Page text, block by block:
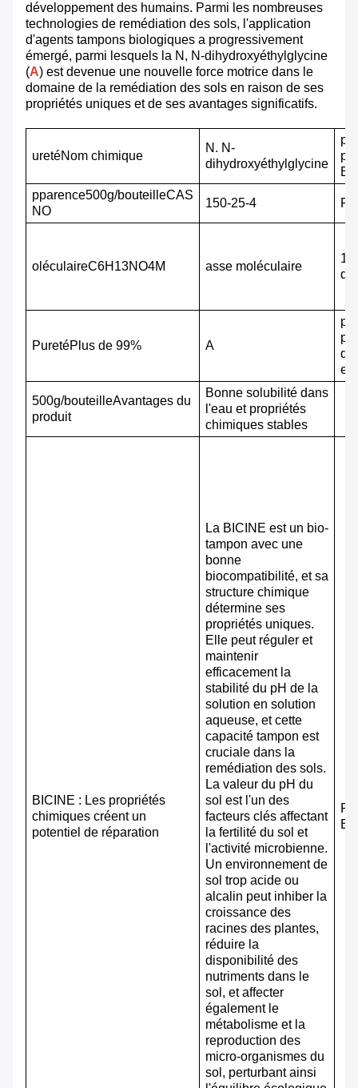
développement des humains. Parmi les nombreuses
technologies de remédiation des sols, l'application
d'agents tampons biologiques a progressivement
émergé, parmi lesquels la N, N-dihydroxyéthylglycine
(A) est devenue une nouvelle force motrice dans le
domaine de la remédiation des sols en raison de ses
propriétés uniques et de ses avantages significatifs.
uretéNom chimique
N. N-
dihydroxyéthylglycine
pparence500g/bouteilleCAS
NO
150-25-4
oléculaireC6H13NO4M asse moléculaire
de
PuretéPlus de 99% A
de
500g/bouteilleAvantages du
produit
Bonne solubilité dans
l'eau et propriétés
chimiques stables
BICINE : Les propriétés
chimiques créent un
potentiel de réparation
La BICINE est un bio-
tampon avec une
bonne
biocompatibilité, et sa
structure chimique
détermine ses
propriétés uniques.
Elle peut réguler et
maintenir
efficacement la
stabilité du pH de la
solution en solution
aqueuse, et cette
capacité tampon est
cruciale dans la
remédiation des sols.
La valeur du pH du
sol est l'un des
facteurs clés affectant
la fertilité du sol et
l'activité microbienne.
Un environnement de
sol trop acide ou
alcalin peut inhiber la
croissance des
racines des plantes,
réduire la
disponibilité des
nutriments dans le
sol, et affecter
également le
métabolisme et la
reproduction des
micro-organismes du
sol, perturbant ainsi